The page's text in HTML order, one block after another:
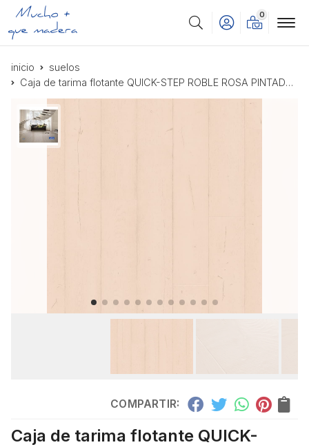
Buscar
0
inicio
suelos
Caja de tarima flotante QUICK-STEP ROBLE ROSA PINTADO SIG4754
COMPARTIR:
Caja de tarima flotante QUICK-